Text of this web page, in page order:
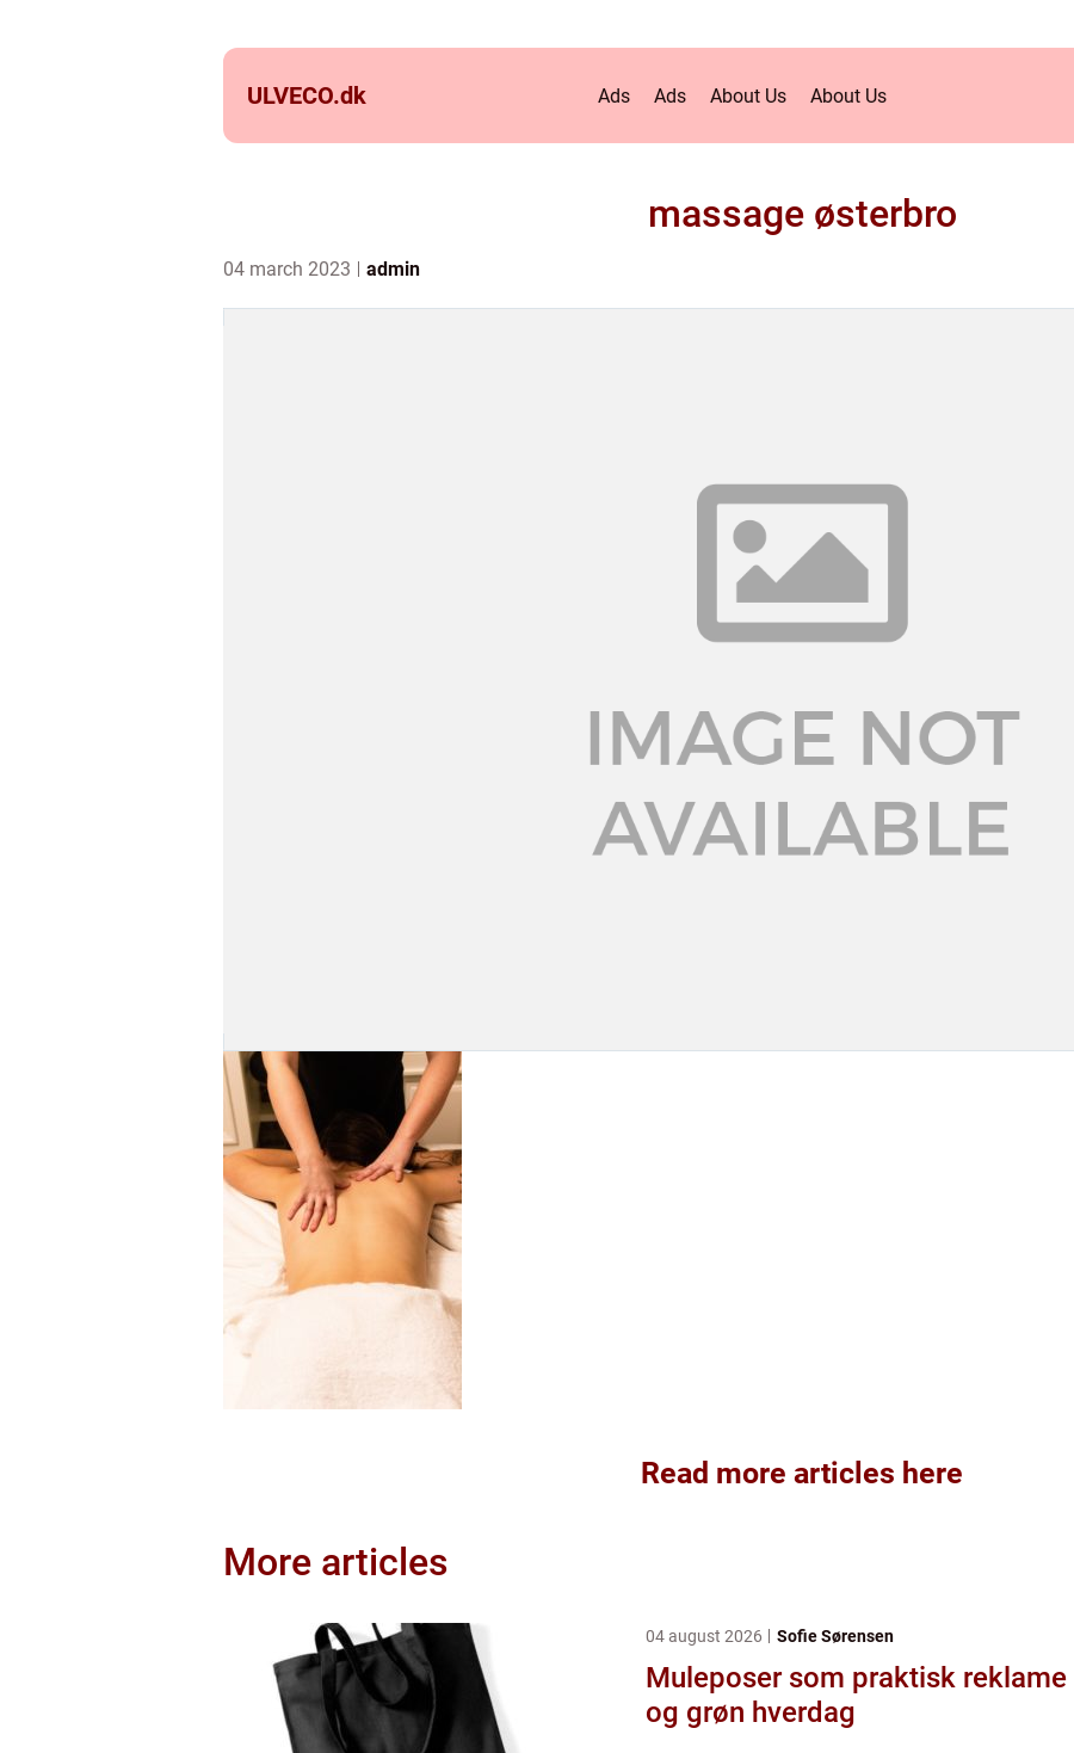
ULVECO.dk Ads Ads About Us About Us
massage østerbro
04 march 2023 admin
Read more articles here
More articles
04 august 2026 Sofie Sørensen
Muleposer som praktisk reklame
og grøn hverdag